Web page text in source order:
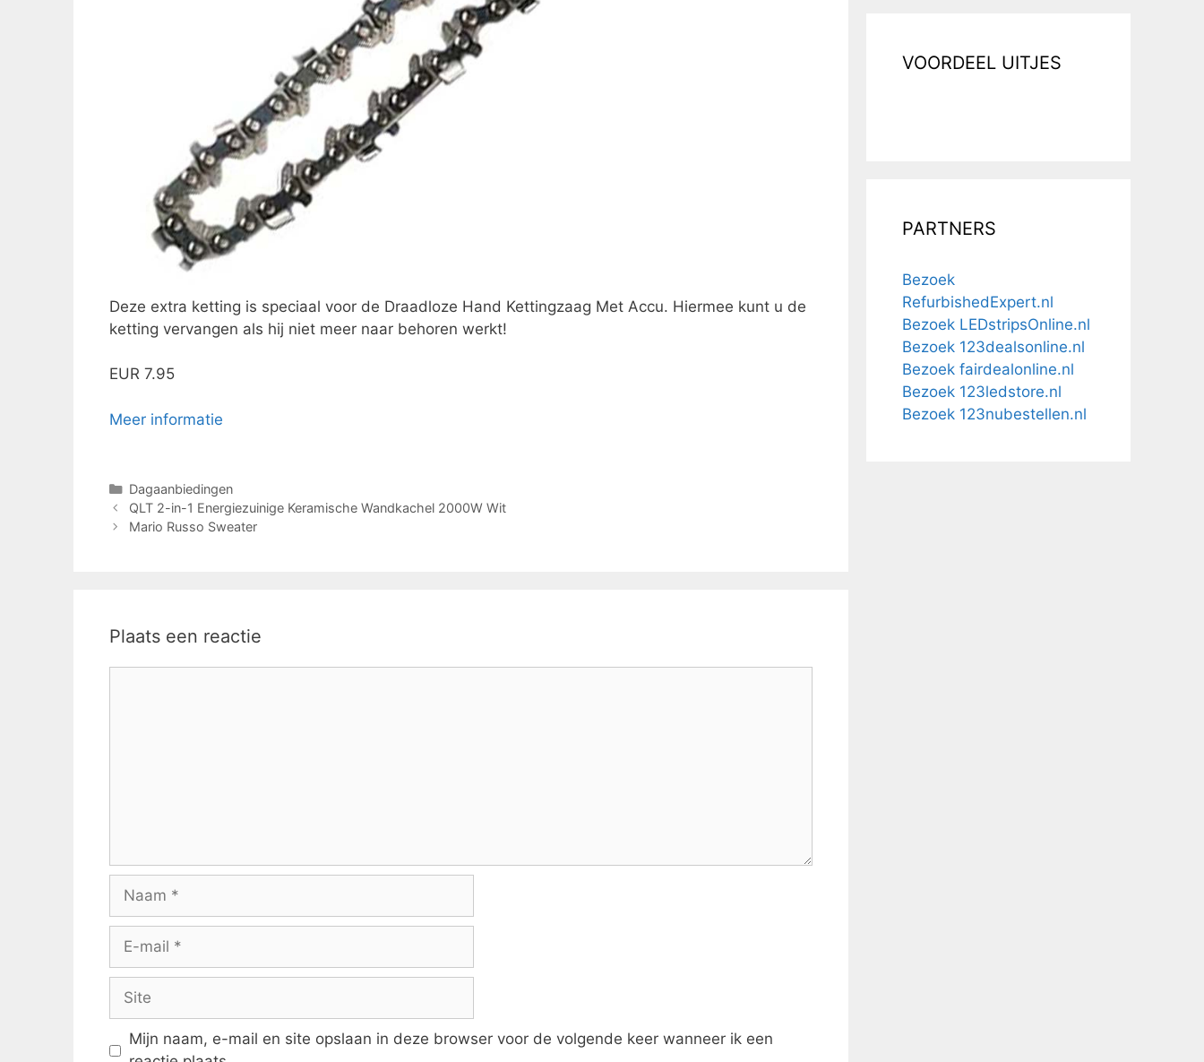
Deze extra ketting is speciaal voor de Draadloze Hand Kettingzaag Met Accu. Hiermee kunt u de
ketting vervangen als hij niet meer naar behoren werkt!
EUR 7.95
Meer informatie
Categorieën
Dagaanbiedingen
QLT 2-in-1 Energiezuinige Keramische Wandkachel 2000W Wit
Mario Russo Sweater
Plaats een reactie
Naam
Site
Mijn naam, e-mail en site opslaan in deze browser voor de volgende keer wanneer ik een
VOORDEEL UITJES
PARTNERS
Bezoek
RefurbishedExpert.nl
Bezoek LEDstripsOnline.nl
Bezoek 123dealsonline.nl
Bezoek fairdealonline.nl
Bezoek 123ledstore.nl
Bezoek 123nubestellen.nl